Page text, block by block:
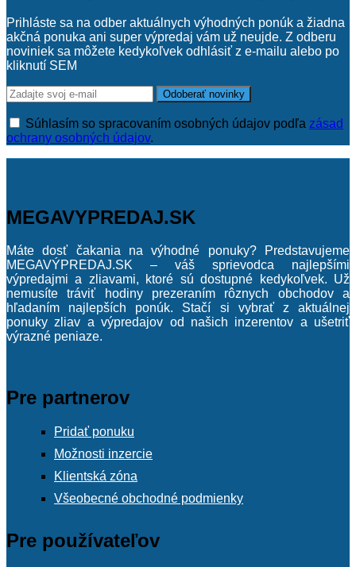
Prihláste sa na odber aktuálnych výhodných ponúk a žiadna
akčná ponuka ani super výpredaj vám už neujde. Z odberu
noviniek sa môžete kedykoľvek odhlásiť z e-mailu alebo po
kliknutí SEM
Súhlasím so spracovaním osobných údajov podľa zásad
ochrany osobných údajov.
MEGAVYPREDAJ.SK
Máte dosť čakania na výhodné ponuky? Predstavujeme
MEGAVÝPREDAJ.SK – váš sprievodca najlepšími
výpredajmi a zliavami, ktoré sú dostupné kedykoľvek. Už
nemusíte tráviť hodiny prezeraním rôznych obchodov a
hľadaním najlepších ponúk. Stačí si vybrať z aktuálnej
ponuky zliav a výpredajov od našich inzerentov a ušetriť
výrazné peniaze.
Pre partnerov
Pridať ponuku
Možnosti inzercie
Klientská zóna
Všeobecné obchodné podmienky
Pre používateľov